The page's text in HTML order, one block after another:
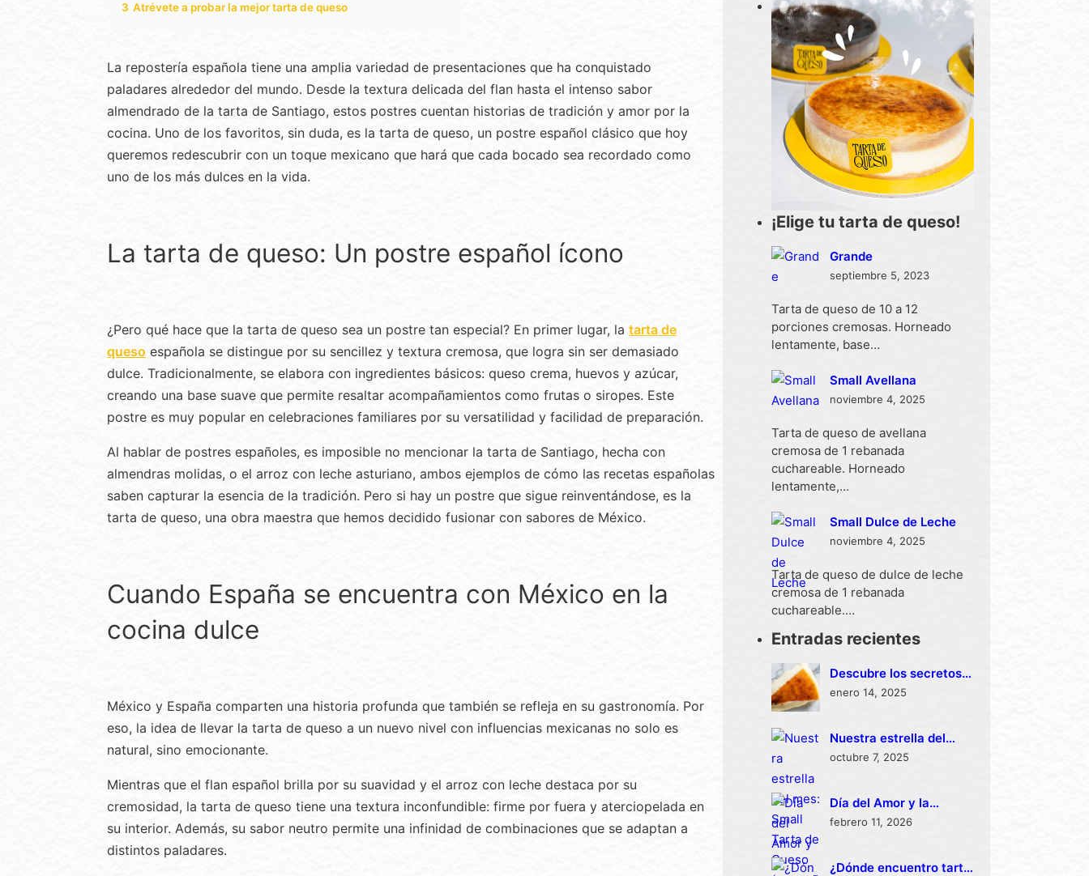
3 Atrévete a probar la mejor tarta de queso
La repostería española tiene una amplia variedad de presentaciones que ha conquistado
paladares alrededor del mundo. Desde la textura delicada del flan hasta el intenso sabor
almendrado de la tarta de Santiago, estos postres cuentan historias de tradición y amor por la
cocina. Uno de los favoritos, sin duda, es la tarta de queso, un postre español clásico que hoy
queremos redescubrir con un toque mexicano que hará que cada bocado sea recordado como
uno de los más dulces en la vida.
La tarta de queso: Un postre español ícono
¿Pero qué hace que la tarta de queso sea un postre tan especial? En primer lugar, la tarta de
queso española se distingue por su sencillez y textura cremosa, que logra sin ser demasiado
dulce. Tradicionalmente, se elabora con ingredientes básicos: queso crema, huevos y azúcar,
creando una base suave que permite resaltar acompañamientos como frutas o siropes. Este
postre es muy popular en celebraciones familiares por su versatilidad y facilidad de preparación.
Al hablar de postres españoles, es imposible no mencionar la tarta de Santiago, hecha con
almendras molidas, o el arroz con leche asturiano, ambos ejemplos de cómo las recetas españolas
saben capturar la esencia de la tradición. Pero si hay un postre que sigue reinventándose, es la
tarta de queso, una obra maestra que hemos decidido fusionar con sabores de México.
Cuando España se encuentra con México en la
cocina dulce
México y España comparten una historia profunda que también se refleja en su gastronomía. Por
eso, la idea de llevar la tarta de queso a un nuevo nivel con influencias mexicanas no solo es
natural, sino emocionante.
Mientras que el flan español brilla por su suavidad y el arroz con leche destaca por su
cremosidad, la tarta de queso tiene una textura inconfundible: firme por fuera y aterciopelada en
su interior. Además, su sabor neutro permite una infinidad de combinaciones que se adaptan a
distintos paladares.
¡Elige tu tarta de queso!
Grande
septiembre 5, 2023
Tarta de queso de 10 a 12
porciones cremosas. Horneado
lentamente, base…
Small Avellana
noviembre 4, 2025
Tarta de queso de avellana
cremosa de 1 rebanada
cuchareable. Horneado
lentamente,…
Small Dulce de Leche
noviembre 4, 2025
Tarta de queso de dulce de leche
cremosa de 1 rebanada
cuchareable.…
Entradas recientes
Descubre los secretos
de la tarta española de
enero 14, 2025
Nuestra estrella del
mes: Small Tarta de
octubre 7, 2025
Día del Amor y la
Amistad y tu tarta dúo
Valentín
febrero 11, 2026
¿Dónde encuentro tarta